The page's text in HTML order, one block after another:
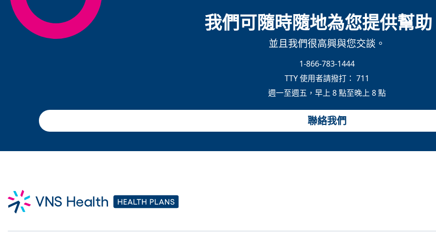
我們可隨時隨地為您提供幫
並且我們很高興與您交談。
1-866-783-1444
TTY 使用者請撥打： 711
週一至週五，早上 8 點至晚上 8 點
聯絡我們